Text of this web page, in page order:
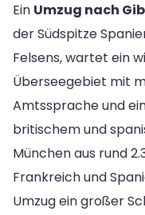
Ein Umzug nach
der Südspitze
Felsens, wartet ein
Überseegebiet mit
Amtssprache und
britischem und
München aus rund
Frankreich und
Umzug ein großer